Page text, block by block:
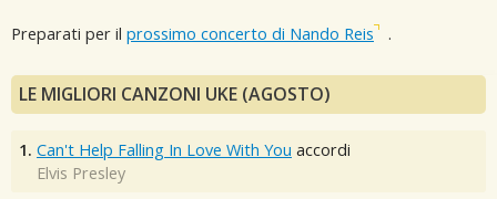
Preparati per il prossimo concerto di Nando Reis .
LE MIGLIORI CANZONI UKE (AGOSTO)
1. Can't Help Falling In Love With You accordi
Elvis Presley